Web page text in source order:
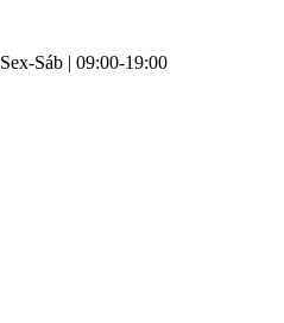
Sex-Sáb | 09:00-19:00